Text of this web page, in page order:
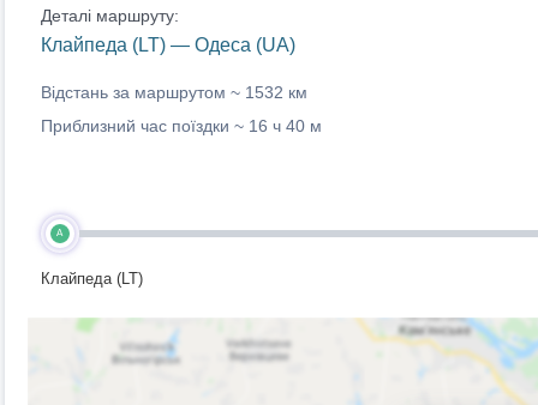
Деталі маршруту:
Клайпеда (LT) — Одеса (UA)
Відстань за маршрутом ~ 1532 км
Приблизний час поїздки ~ 16 ч 40 м
A
Клайпеда (LT)